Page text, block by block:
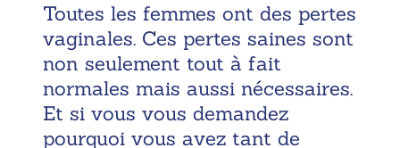
Toutes les femmes ont des pertes
vaginales. Ces pertes saines sont
non seulement tout à fait
normales mais aussi nécessaires.
Et si vous vous demandez
pourquoi vous avez tant de